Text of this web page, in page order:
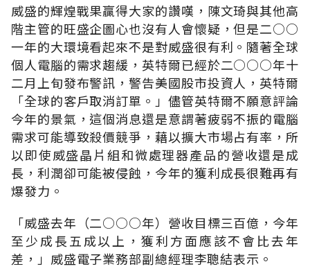
威盛的輝煌戰果贏得大家的讚嘆，陳文琦與其他高
階主管的旺盛企圖心也沒有人會懷疑，但是二○○
一年的大環境看起來不是對威盛很有利。隨著全球
個人電腦的需求趨緩，英特爾已經於二○○○年十
二月上旬發布警訊，警告美國股市投資人，英特爾
「全球的客戶取消訂單。」儘管英特爾不願意評論
今年的景氣，這個消息還是意謂著疲弱不振的電腦
需求可能導致殺價競爭，藉以擴大市場占有率，所
以即使威盛晶片組和微處理器產品的營收還是成
長，利潤卻可能被侵蝕，今年的獲利成長很難再有
爆發力。
「威盛去年（二○○○年）營收目標三百億，今年
至少成長五成以上，獲利方面應該不會比去年
差，」威盛電子業務部副總經理李聰結表示。